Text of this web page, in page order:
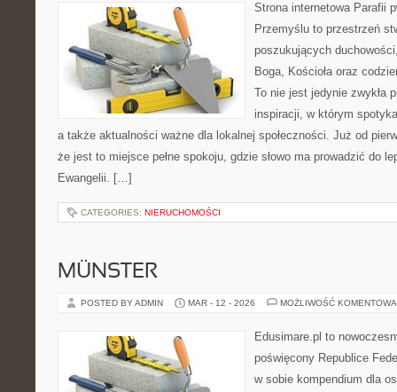
Strona internetowa Parafii
Przemyślu to przestrzeń
poszukujących
Boga, Kościoła oraz
To nie jest jedynie zwykła
inspiracji, w którym
a także aktualności ważne dla lokalnej społeczności. Już od
że jest to miejsce pełne spokoju, gdzie słowo ma prowadzić do
Ewangelii. […]
CATEGORIES: NIERUCHOMOŚCI
MÜNSTER
POSTED BY ADMIN MAR - 12 - 2026 MOŻLIWOŚĆ
Edusimare.pl to
poświęcony Republice
w sobie kompendium dla